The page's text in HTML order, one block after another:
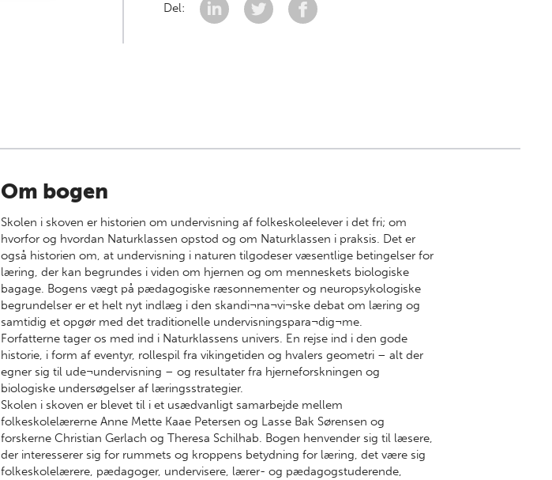
Del:
Om bogen
Skolen i skoven er historien om undervisning af folkeskoleelever i det fri; om
hvorfor og hvordan Naturklassen opstod og om Naturklassen i praksis. Det er
også historien om, at undervisning i naturen tilgodeser væsentlige betingelser for
læring, der kan begrundes i viden om hjernen og om menneskets biologiske
bagage. Bogens vægt på pædagogiske ræsonnementer og neuropsykologiske
begrundelser er et helt nyt indlæg i den skandi¬na¬vi¬ske debat om læring og
samtidig et opgør med det traditionelle undervisningspara¬dig¬me.
Forfatterne tager os med ind i Naturklassens univers. En rejse ind i den gode
historie, i form af eventyr, rollespil fra vikingetiden og hvalers geometri – alt der
egner sig til ude¬undervisning – og resultater fra hjerneforskningen og
biologiske undersøgelser af læringsstrategier.
Skolen i skoven er blevet til i et usædvanligt samarbejde mellem
folkeskolelærerne Anne Mette Kaae Petersen og Lasse Bak Sørensen og
forskerne Christian Gerlach og Theresa Schilhab. Bogen henvender sig til læsere,
der interesserer sig for rummets og kroppens betydning for læring, det være sig
folkeskolelærere, pædagoger, undervisere, lærer- og pædagogstuderende,